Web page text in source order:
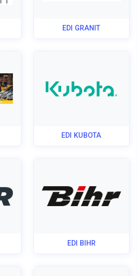
EDI GRANIT
EDI KUBOTA
EDI BIHR